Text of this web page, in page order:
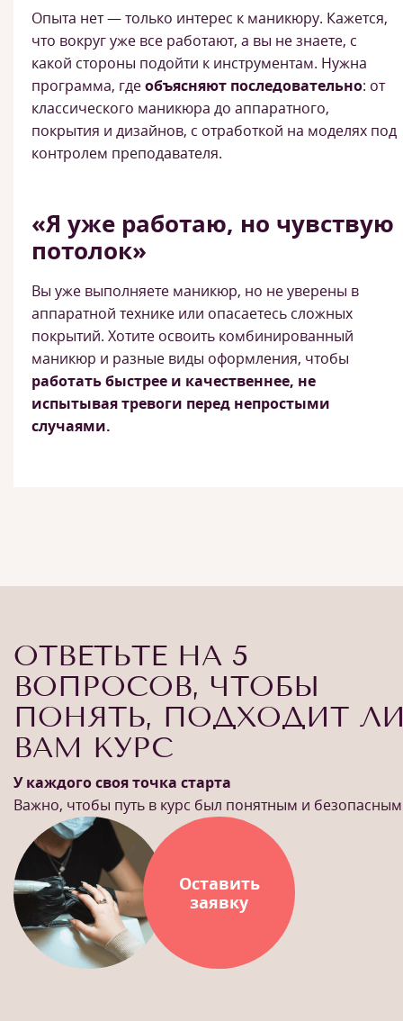
Опыта нет — только интерес к маникюру. Кажется,
что вокруг уже все работают, а вы не знаете, с
какой стороны подойти к инструментам. Нужна
программа, гдеобъясняют последовательно: от
классического маникюра до аппаратного,
покрытия и дизайнов, с отработкой на моделях под
контролем преподавателя.
«Я уже работаю, но чувствую
потолок»
Вы уже выполняете маникюр, но не уверены в
аппаратной технике или опасаетесь сложных
покрытий. Хотите освоить комбинированный
маникюр и разные виды оформления, чтобы
работать быстрее и качественнее, не
испытывая тревоги перед непростыми
случаями.
ОТВЕТЬТЕ НА 5
ВОПРОСОВ, ЧТОБЫ
ПОНЯТЬ, ПОДХОДИТ
ВАМ КУРС
У каждого своя точка старта
Важно, чтобы путь в курс был понятным и безопасным
Оставить
заявку